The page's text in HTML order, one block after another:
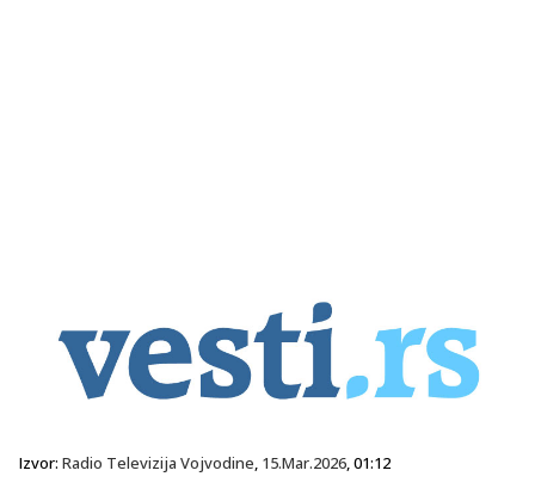
Izvor: Radio Televizija Vojvodine, 15.Mar.2026, 01:12